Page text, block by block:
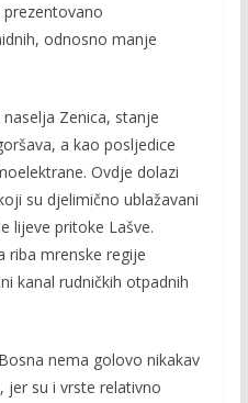
odnosno manje
Zenica, stanje
a kao posljedice
Ovdje dolazi
su djelimično ubla­žavani
lijeve pritoke Lašve.
riba mrenske regije
kanal rudničkih otpadnih
nema golovo nikakav
jer su i vrste relativno